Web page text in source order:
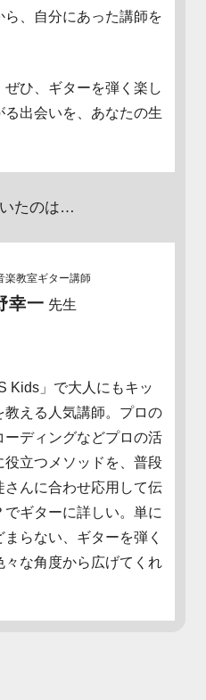
、自分にあった講師を
ひ、ギターを弾く楽し
出会いを、あなたの生
たのは…
楽教室ギター講師
幸一 先生
Kids」で大人にもキッ
教える人気講師。プロの
ディングなどプロの活
立つメソッドを、普段
んに合わせ応用して伝
ギターに詳しい。単に
らない、ギターを弾く
な角度から広げてくれ